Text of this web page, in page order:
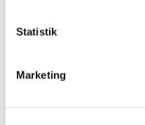
Statistik
Marketing